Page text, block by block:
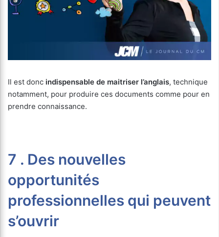
Il est donc indispensable de maitriser l’anglais, technique
notamment, pour produire ces documents comme pour en
prendre connaissance.
7 . Des nouvelles
opportunités
professionnelles qui peuvent
s’ouvrir